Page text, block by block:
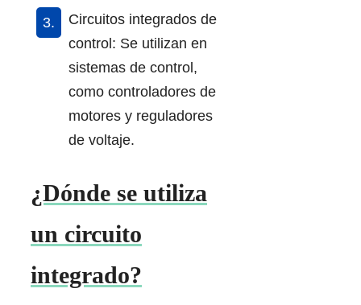
Circuitos integrados de
control: Se utilizan en
sistemas de control,
como controladores de
motores y reguladores
de voltaje.
¿Dónde se utiliza
un circuito
integrado?